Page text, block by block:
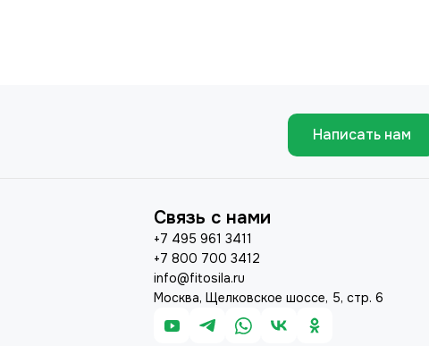
Написать нам
Связь с нами
+7 495 961 3411
+7 800 700 3412
info@fitosila.ru
Москва, Щелковское шоссе, 5, стр. 6